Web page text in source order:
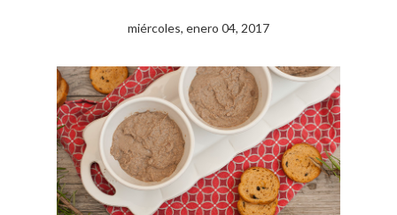
miércoles, enero 04, 2017